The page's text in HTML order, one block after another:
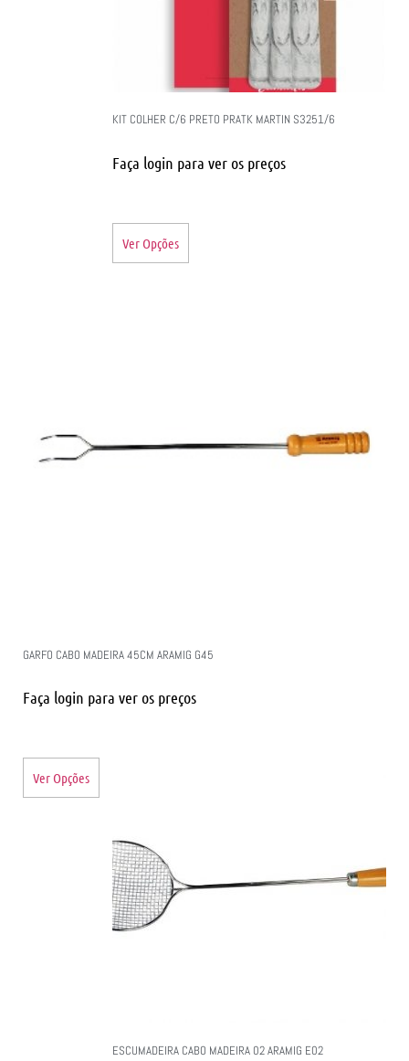
KIT COLHER C/6 PRETO PRATK MARTIN S3251/6
Faça login para ver os preços
Ver Opções
GARFO CABO MADEIRA 45CM ARAMIG G45
Faça login para ver os preços
Ver Opções
ESCUMADEIRA CABO MADEIRA 02 ARAMIG E02